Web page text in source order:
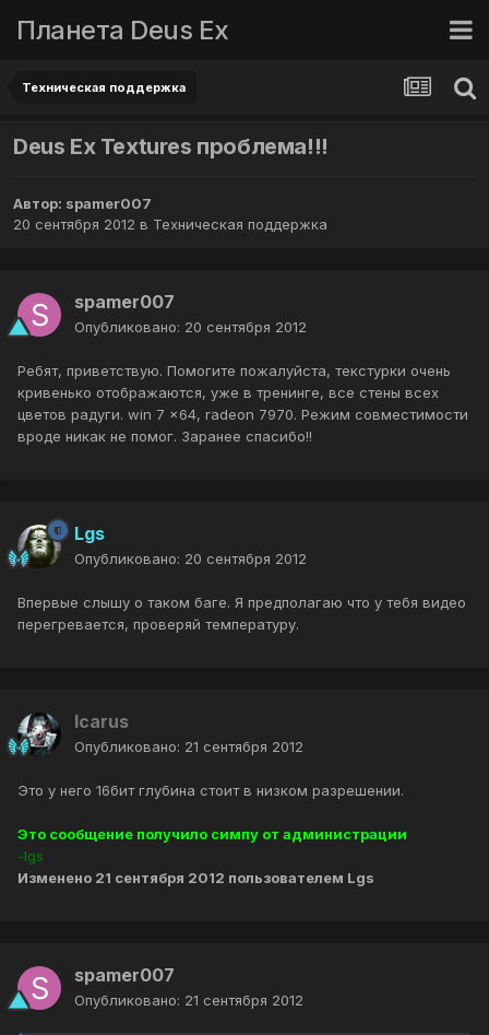
Планета Deus Ex
Техническая поддержка
Deus Ex Textures проблема!!!
Автор: spamer007
20 сентября 2012 в Техническая поддержка
spamer007
Опубликовано: 20 сентября 2012
Ребят, приветствую. Помогите пожалуйста, текстурки очень
кривенько отображаются, уже в тренинге, все стены всех
цветов радуги. win 7 x64, radeon 7970. Режим совместимости
вроде никак не помог. Заранее спасибо!!
Lgs
Опубликовано: 20 сентября 2012
Впервые слышу о таком баге. Я предполагаю что у тебя видео
перегревается, проверяй температуру.
Icarus
Опубликовано: 21 сентября 2012
Это у него 16бит глубина стоит в низком разрешении.
Это сообщение получило симпу от администрации
-lgs
Изменено 21 сентября 2012 пользователем Lgs
spamer007
Опубликовано: 21 сентября 2012